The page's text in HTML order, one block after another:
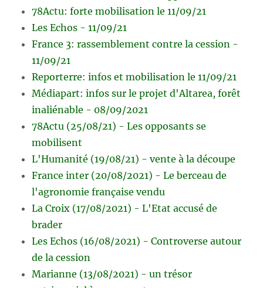
78Actu: forte mobilisation le 11/09/21
Les Echos - 11/09/21
France 3: rassemblement contre la cession -
11/09/21
Reporterre: infos et mobilisation le 11/09/21
Médiapart: infos sur le projet d'Altarea, forêt
inaliénable - 08/09/2021
78Actu (25/08/21) - Les opposants se
mobilisent
L'Humanité (19/08/21) - vente à la découpe
France inter (20/08/2021) - Le berceau de
l'agronomie française vendu
La Croix (17/08/2021) - L'Etat accusé de
brader
Les Echos (16/08/2021) - Controverse autour
de la cession
Marianne (13/08/2021) - un trésor